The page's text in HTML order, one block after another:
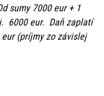
sumy 7000 eur + 1
6000 eur. Daň zaplatí
(príjmy zo závislej